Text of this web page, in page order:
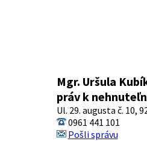
Mgr. Uršula
práv k
Ul. 29. augusta č. 10,
0961 441 101
Pošli správu